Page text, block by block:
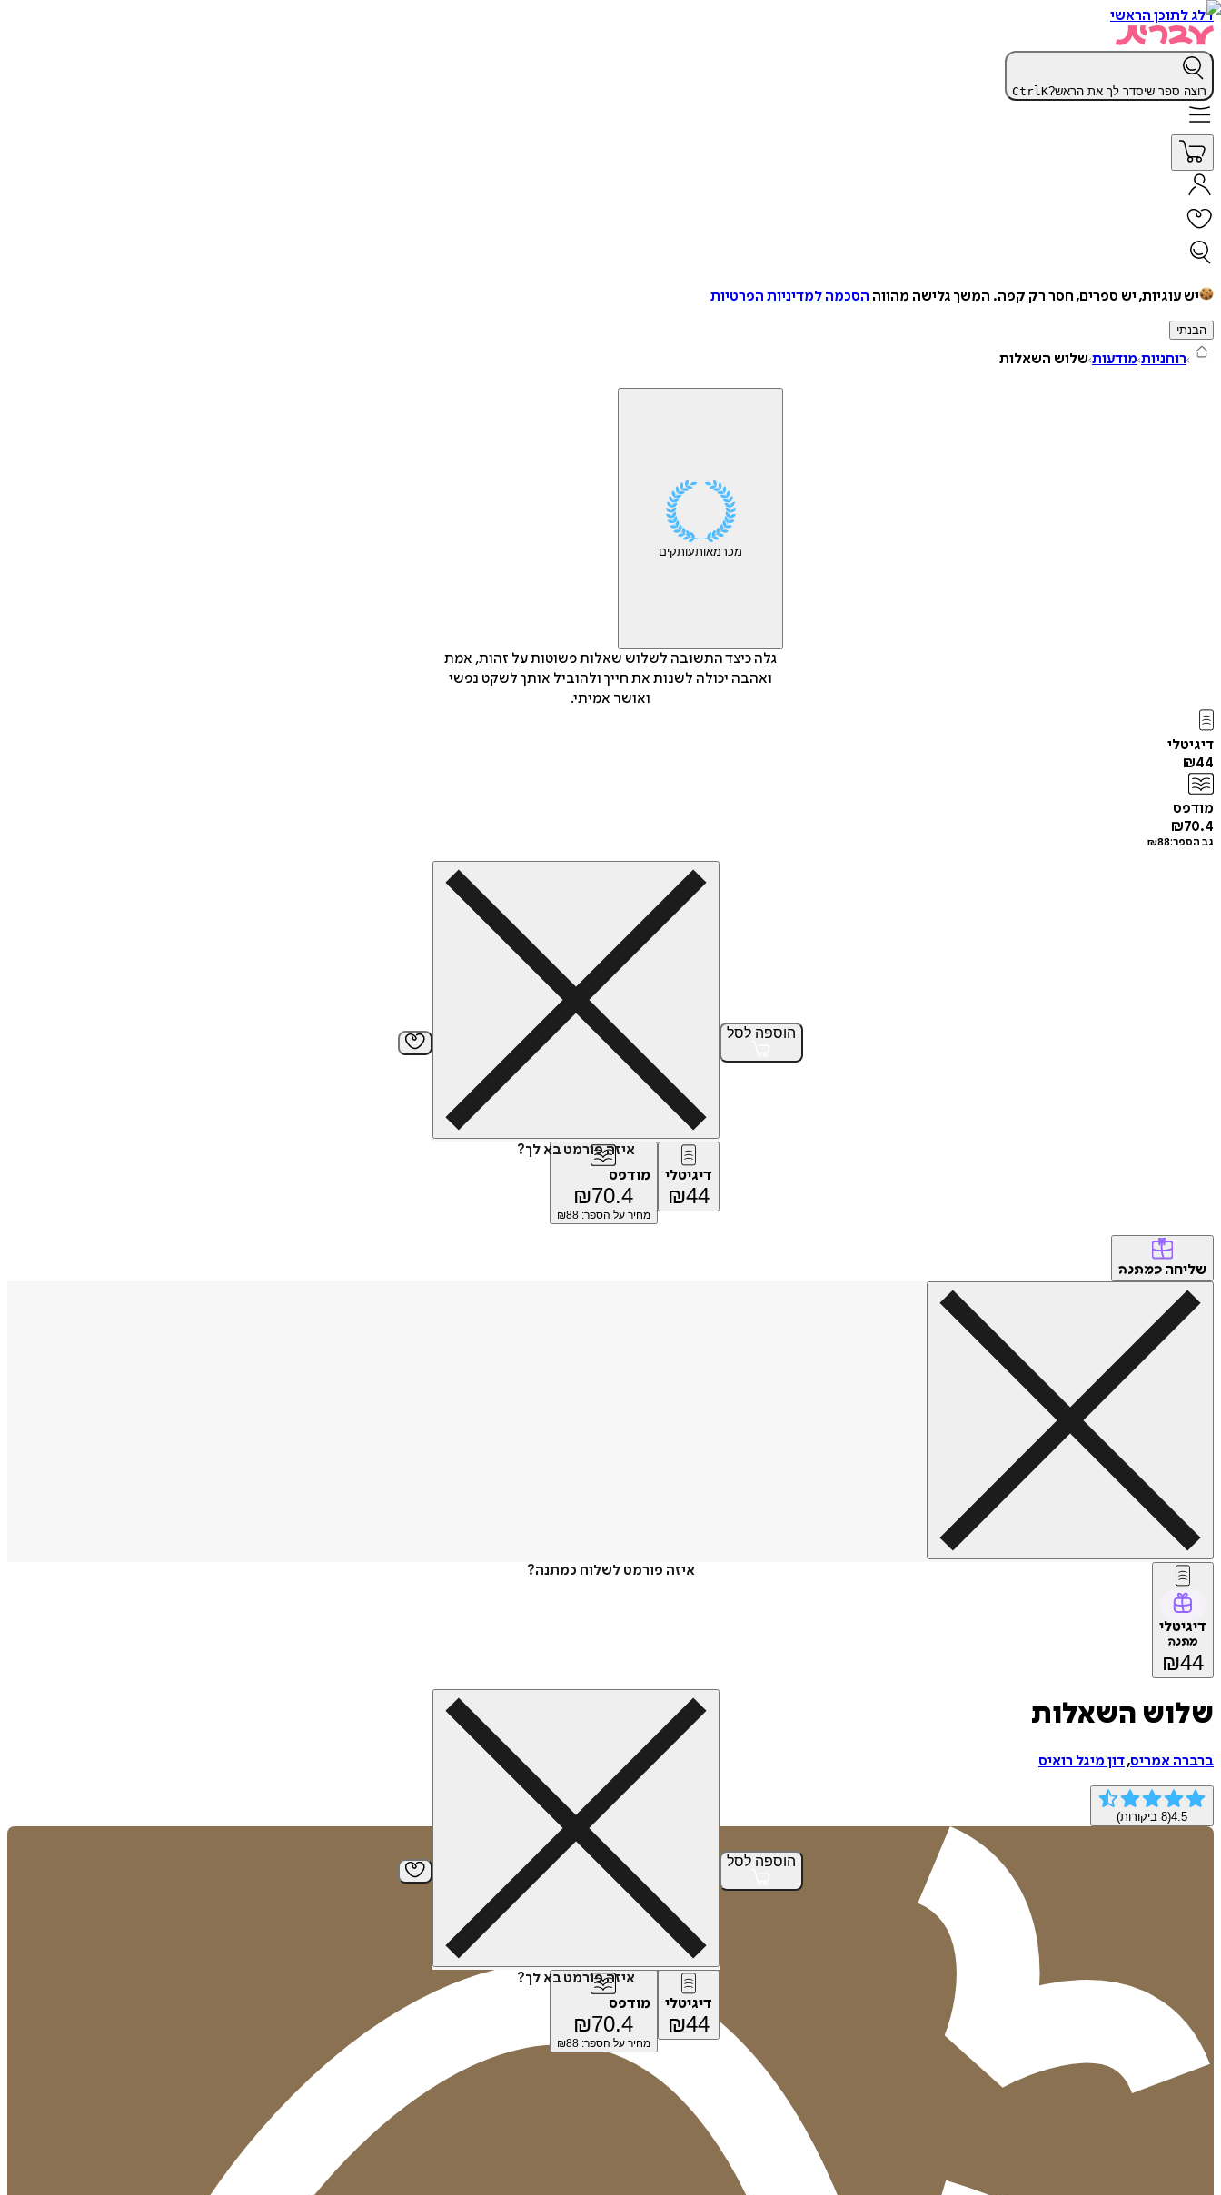
דלג לתוכן הראשי
רוצה ספר שיסדר לך את הראש? CtrlK
יש עוגיות, יש ספרים, חסר רק קפה. המשך גלישה מהווה הסכמה למדיניות הפרטיות
הבנתי
רוחניות מודעות שלוש השאלות
מכרמאותעותקים
גלה כיצד התשובה לשלוש שאלות פשוטות על זהות, אמת
ואהבה יכולה לשנות את חייך ולהוביל אותך לשקט נפשי
ואושר אמיתי.
דיגיטלי
₪44
מודפס
₪70.4
גב הספר: ₪88
הוספה לסל
איזה פורמט בא לך?
דיגיטלי
₪44
מודפס
₪70.4
מחיר על הספר: ₪88
שליחה כמתנה
איזה פורמט לשלוח כמתנה?
דיגיטלי
מתנה
₪44
הוספה לסל
איזה פורמט בא לך?
דיגיטלי
₪44
מודפס
₪70.4
מחיר על הספר: ₪88
שלוש השאלות
ברברה אמריס,דון מיגל רואיס
4.5
(
8 ביקורות)